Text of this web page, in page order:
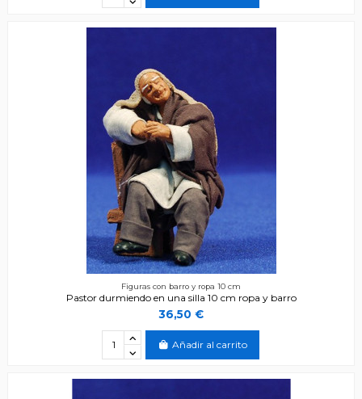
Figuras con barro y ropa 10 cm
Pastor durmiendo en una silla 10 cm ropa y barro
36,50 €
Añadir al carrito